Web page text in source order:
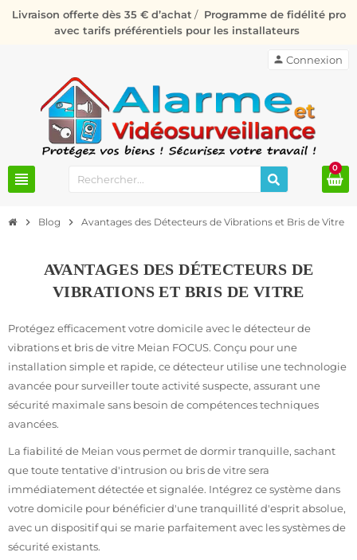
Livraison offerte dès 35 € d’achat / Programme de fidélité pro
avec tarifs préférentiels pour les installateurs
view_headline
person Connexion
0
chevron_right Blog chevron_right Avantages des Détecteurs de Vibrations et Bris de Vitre
AVANTAGES DES DÉTECTEURS DE
VIBRATIONS ET BRIS DE VITRE
Protégez efficacement votre domicile avec le détecteur de
vibrations et bris de vitre Meian FOCUS. Conçu pour une
installation simple et rapide, ce détecteur utilise une technologie
avancée pour surveiller toute activité suspecte, assurant une
sécurité maximale sans besoin de compétences techniques
avancées.
La fiabilité de Meian vous permet de dormir tranquille, sachant
que toute tentative d'intrusion ou bris de vitre sera
immédiatement détectée et signalée. Intégrez ce système dans
votre domicile pour bénéficier d'une tranquillité d'esprit absolue,
avec un dispositif qui se marie parfaitement avec les systèmes de
sécurité existants.